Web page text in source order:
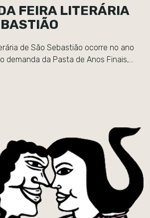
FEIRA LITERÁRIA
de São Sebastião ocorre no ano
demanda da Pasta de Anos Finais,…